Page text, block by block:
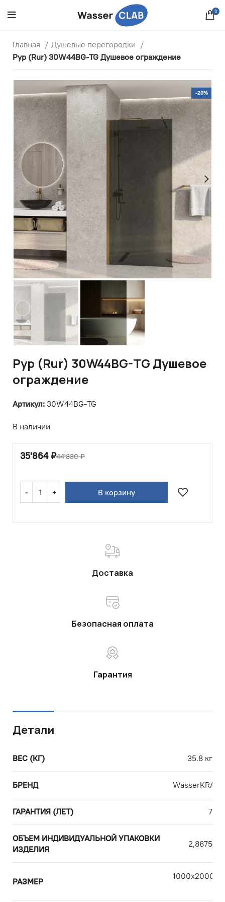
0
Главная
Душевые перегородки
Рур (Rur) 30W44BG-TG Душевое ограждение
-20%
Рур (Rur) 30W44BG-TG Душевое
ограждение
Артикул: 30W44BG-TG
В наличии
35'864₽44'830₽
В корзину
Доставка
Безопасная оплата
Гарантия
Детали
ВЕС (КГ) 35.8 кг
БРЕНД WasserKRAFT
ГАРАНТИЯ (ЛЕТ) 7
ОБЪЕМ ИНДИВИДУАЛЬНОЙ УПАКОВКИ
ИЗДЕЛИЯ
2,8875
РАЗМЕР